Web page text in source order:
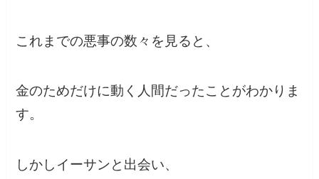
これまでの悪事の数々を見ると、
金のためだけに動く人間だったことがわかりま
す。
しかしイーサンと出会い、